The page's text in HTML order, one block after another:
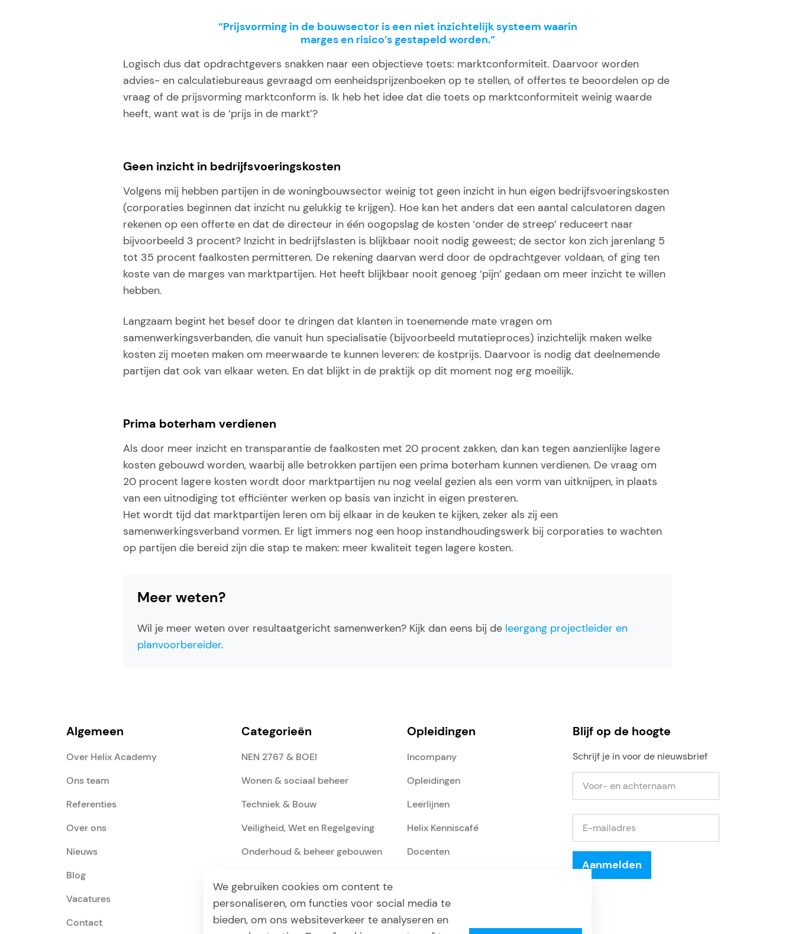
“Prijsvorming in de bouwsector is een niet inzichtelijk systeem waarin
marges en risico’s gestapeld worden.”
Logisch dus dat opdrachtgevers snakken naar een objectieve toets: marktconformiteit. Daarvoor worden
advies- en calculatiebureaus gevraagd om eenheidsprijzenboeken op te stellen, of offertes te beoordelen op de
vraag of de prijsvorming marktconform is. Ik heb het idee dat die toets op marktconformiteit weinig waarde
heeft, want wat is de ‘prijs in de markt’?
Geen inzicht in bedrijfsvoeringskosten
Volgens mij hebben partijen in de woningbouwsector weinig tot geen inzicht in hun eigen bedrijfsvoeringskosten
(corporaties beginnen dat inzicht nu gelukkig te krijgen). Hoe kan het anders dat een aantal calculatoren dagen
rekenen op een offerte en dat de directeur in één oogopslag de kosten ‘onder de streep’ reduceert naar
bijvoorbeeld 3 procent? Inzicht in bedrijfslasten is blijkbaar nooit nodig geweest; de sector kon zich jarenlang 5
tot 35 procent faalkosten permitteren. De rekening daarvan werd door de opdrachtgever voldaan, of ging ten
koste van de marges van marktpartijen. Het heeft blijkbaar nooit genoeg ‘pijn’ gedaan om meer inzicht te willen
hebben.
Langzaam begint het besef door te dringen dat klanten in toenemende mate vragen om
samenwerkingsverbanden, die vanuit hun specialisatie (bijvoorbeeld mutatieproces) inzichtelijk maken welke
kosten zij moeten maken om meerwaarde te kunnen leveren: de kostprijs. Daarvoor is nodig dat deelnemende
partijen dat ook van elkaar weten. En dat blijkt in de praktijk op dit moment nog erg moeilijk.
Prima boterham verdienen
Als door meer inzicht en transparantie de faalkosten met 20 procent zakken, dan kan tegen aanzienlijke lagere
kosten gebouwd worden, waarbij alle betrokken partijen een prima boterham kunnen verdienen. De vraag om
20 procent lagere kosten wordt door marktpartijen nu nog veelal gezien als een vorm van uitknijpen, in plaats
van een uitnodiging tot efficiënter werken op basis van inzicht in eigen presteren.
Het wordt tijd dat marktpartijen leren om bij elkaar in de keuken te kijken, zeker als zij een
samenwerkingsverband vormen. Er ligt immers nog een hoop instandhoudingswerk bij corporaties te wachten
op partijen die bereid zijn die stap te maken: meer kwaliteit tegen lagere kosten.
Meer weten?
Wil je meer weten over resultaatgericht samenwerken? Kijk dan eens bij de leergang projectleider en
planvoorbereider.
Algemeen
Over Helix Academy
Ons team
Referenties
Over ons
Nieuws
Blog
Vacatures
Contact
Categorieën
NEN 2767 & BOEI
Wonen & sociaal beheer
Techniek & Bouw
Veiligheid, Wet en Regelgeving
Onderhoud & beheer gebouwen
Resultaatgericht samenwerken
Energie & Duurzaamheid
Opleidingen
Incompany
Opleidingen
Leerlijnen
Helix Kenniscafé
Docenten
Opleidingsgids
Blijf op de hoogte
Schrijf je in voor de nieuwsbrief
We gebruiken cookies om content te
personaliseren, om functies voor social media te
bieden, om ons websiteverkeer te analyseren en